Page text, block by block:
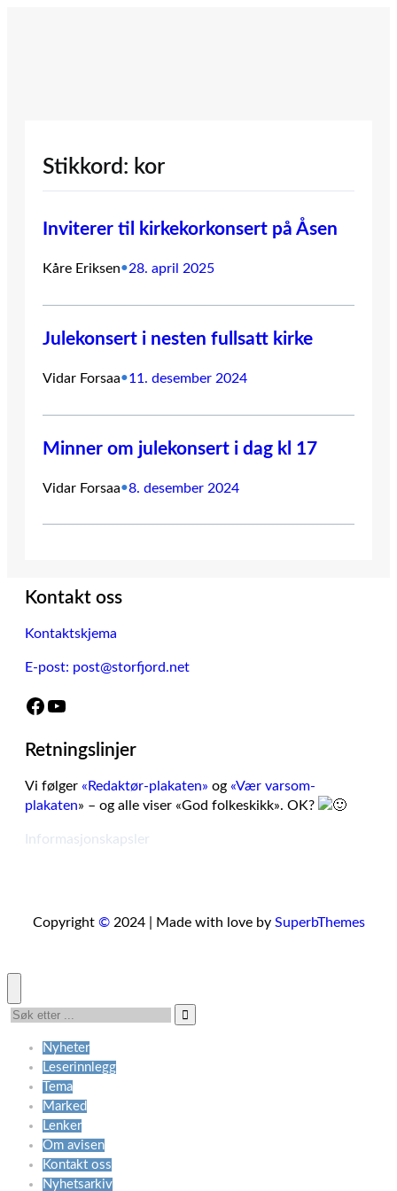
Stikkord: kor
Inviterer til kirkekorkonsert på Åsen
Kåre Eriksen•28. april 2025
Julekonsert i nesten fullsatt kirke
Vidar Forsaa•11. desember 2024
Minner om julekonsert i dag kl 17
Vidar Forsaa•8. desember 2024
Kontakt oss
Kontaktskjema
E-post: post@storfjord.net
Facebook YouTube
Retningslinjer
Vi følger «Redaktør-plakaten» og «Vær varsom-
plakaten» – og alle viser «God folkeskikk». OK?
Informasjonskapsler
Copyright ©2024 | Made with love by SuperbThemes
Nyheter
Leserinnlegg
Tema
Marked
Lenker
Om avisen
Kontakt oss
Nyhetsarkiv